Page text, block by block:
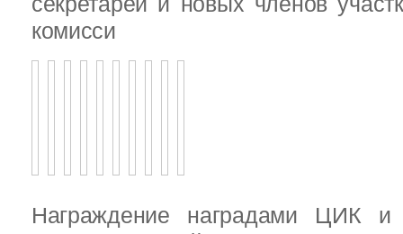
комисси
Награждение наградами ЦИК